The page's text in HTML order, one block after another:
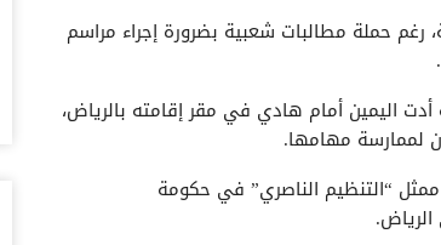
المزعومة، رغم حملة مطالبات شعبية بضرورة إجراء مراسم
اليمين أمام هادي في مقر إقامته بالرياض،
لممارسة مهامها.
“التنظيم الناصري” في حكومة